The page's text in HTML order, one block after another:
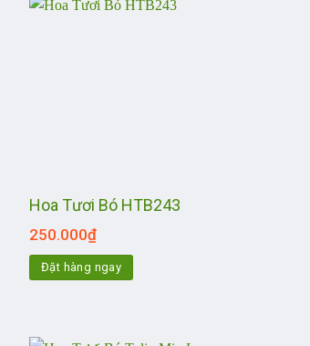
Hoa Tươi Bó HTB243
250.000₫
Đặt hàng ngay